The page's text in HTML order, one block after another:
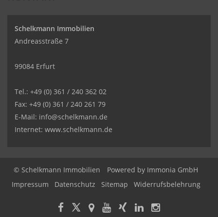
Schelkmann Immobilien
Andreasstraße 7
99084 Erfurt
Tel.: +49 (0) 361 / 240 362 02
Fax: +49 (0) 361 / 240 261 79
E-Mail: info@schelkmann.de
Internet: www.schelkmann.de
© Schelkmann Immobilien Powered by Immonia GmbH
Impressum
Datenschutz Sitemap Widerrufsbelehrung